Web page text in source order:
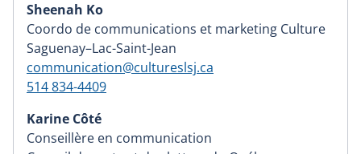
Sheenah Ko
Coordo de communications et marketing Culture
Saguenay–Lac-Saint-Jean
communication@cultureslsj.ca
514 834-4409
Karine Côté
Conseillère en communication